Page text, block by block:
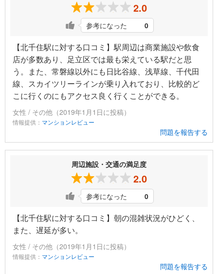
2.0
参考になった 0
【北千住駅に対する口コミ】駅周辺は商業施設や飲食
店が多数あり、足立区では最も栄えている駅だと思
う。また、常磐線以外にも日比谷線、浅草線、千代田
線、スカイツリーラインが乗り入れており、比較的ど
こに行くのにもアクセス良く行くことができる。
女性 / その他（2019年1月1日に投稿）
情報提供： マンションレビュー
問題を報告する
周辺施設・交通の満足度
2.0
参考になった 0
【北千住駅に対する口コミ】朝の混雑状況がひどく、
また、遅延が多い。
女性 / その他（2019年1月1日に投稿）
情報提供： マンションレビュー
問題を報告する